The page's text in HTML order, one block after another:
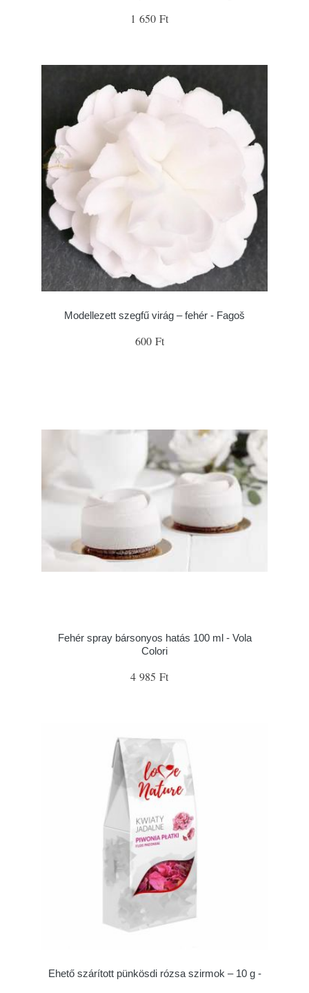
1 650 Ft
Modellezett szegfű virág – fehér - Fagoš
600 Ft
Fehér spray bársonyos hatás 100 ml - Vola
Colori
4 985 Ft
Ehető szárított pünkösdi rózsa szirmok – 10 g -